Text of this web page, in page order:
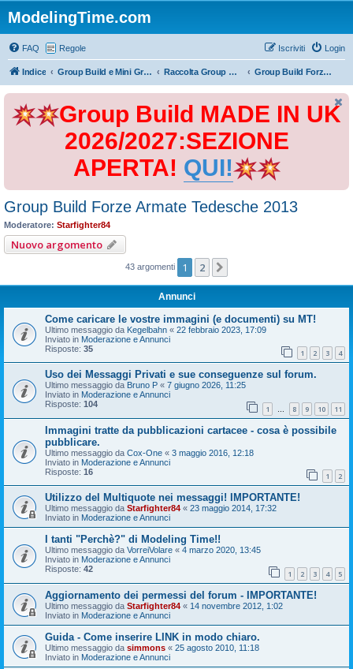
ModelingTime.com
FAQ Regole Login
Iscriviti
Indice Group Build e Mini Group Build Raccolta Group Build Group Build Forze Armate Tedesche 2013
Group Build MADE IN UK
2026/2027:SEZIONE
APERTA! QUI!
Group Build Forze Armate Tedesche 2013
Moderatore: Starfighter84
Nuovo argomento
43 argomenti 1 2
Annunci
Come caricare le vostre immagini (e documenti) su MT!
Ultimo messaggio da Kegelbahn « 22 febbraio 2023, 17:09
Inviato in Moderazione e Annunci
Risposte: 35 1 2 3 4
Uso dei Messaggi Privati e sue conseguenze sul forum.
Ultimo messaggio da Bruno P « 7 giugno 2026, 11:25
Inviato in Moderazione e Annunci
Risposte: 104 1 … 8 9 10 11
Immagini tratte da pubblicazioni cartacee - cosa è possibile
pubblicare.
Ultimo messaggio da Cox-One « 3 maggio 2016, 12:18
Inviato in Moderazione e Annunci
Risposte: 16 1 2
Utilizzo del Multiquote nei messaggi! IMPORTANTE!
Ultimo messaggio da Starfighter84 « 23 maggio 2014, 17:32
Inviato in Moderazione e Annunci
I tanti "Perchè?" di Modeling Time!!
Ultimo messaggio da VorreiVolare « 4 marzo 2020, 13:45
Inviato in Moderazione e Annunci
Risposte: 42 1 2 3 4 5
Aggiornamento dei permessi del forum - IMPORTANTE!
Ultimo messaggio da Starfighter84 « 14 novembre 2012, 1:02
Inviato in Moderazione e Annunci
Guida - Come inserire LINK in modo chiaro.
Ultimo messaggio da simmons « 25 agosto 2010, 11:18
Inviato in Moderazione e Annunci